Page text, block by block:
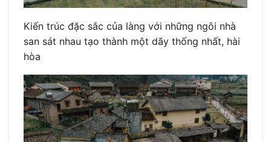
Kiến trúc đặc sắc của làng với những ngôi nhà
san sát nhau tạo thành một dãy thống nhất, hài
hòa